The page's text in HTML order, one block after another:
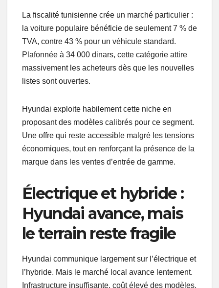
La fiscalité tunisienne crée un marché particulier :
la voiture populaire bénéficie de seulement 7 % de
TVA, contre 43 % pour un véhicule standard.
Plafonnée à 34 000 dinars, cette catégorie attire
massivement les acheteurs dès que les nouvelles
listes sont ouvertes.
Hyundai exploite habilement cette niche en
proposant des modèles calibrés pour ce segment.
Une offre qui reste accessible malgré les tensions
économiques, tout en renforçant la présence de la
marque dans les ventes d’entrée de gamme.
Électrique et hybride :
Hyundai avance, mais
le terrain reste fragile
Hyundai communique largement sur l’électrique et
l’hybride. Mais le marché local avance lentement.
Infrastructure insuffisante, coût élevé des modèles,